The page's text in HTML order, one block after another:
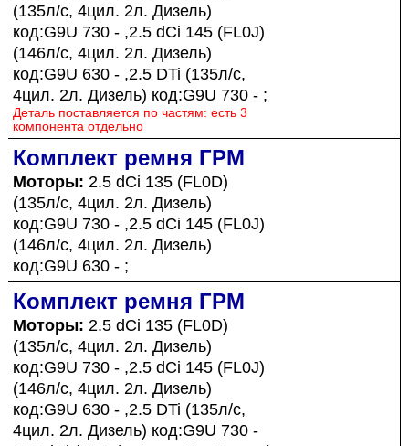
(135л/с, 4цил. 2л. Дизель)
код:G9U 730 - ,2.5 dCi 145 (FL0J)
(146л/с, 4цил. 2л. Дизель)
код:G9U 630 - ,2.5 DTi (135л/с,
4цил. 2л. Дизель) код:G9U 730 - ;
Деталь поставляется по частям: есть 3
компонента отдельно
Комплект ремня ГРМ
Моторы: 2.5 dCi 135 (FL0D)
(135л/с, 4цил. 2л. Дизель)
код:G9U 730 - ,2.5 dCi 145 (FL0J)
(146л/с, 4цил. 2л. Дизель)
код:G9U 630 - ;
Комплект ремня ГРМ
Моторы: 2.5 dCi 135 (FL0D)
(135л/с, 4цил. 2л. Дизель)
код:G9U 730 - ,2.5 dCi 145 (FL0J)
(146л/с, 4цил. 2л. Дизель)
код:G9U 630 - ,2.5 DTi (135л/с,
4цил. 2л. Дизель) код:G9U 730 -